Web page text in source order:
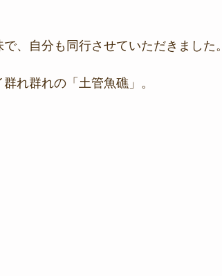
、自分も同行させていただきました。
れ群れの「土管魚礁」。